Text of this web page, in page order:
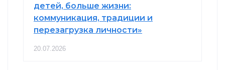
детей, больше жизни:
коммуникация, традиции и
перезагрузка личности»
20.07.2026